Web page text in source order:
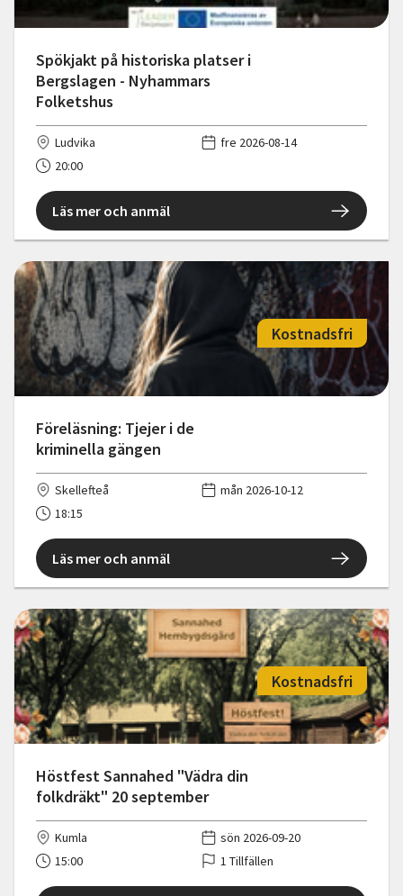
Spökjakt på historiska platser i
Bergslagen - Nyhammars
Folketshus
Ludvika
fre 2026-08-14
20:00
Läs mer och anmäl
Föreläsning: Tjejer i de
kriminella gängen
Kostnadsfri
Skellefteå
mån 2026-10-12
18:15
Läs mer och anmäl
Höstfest Sannahed "Vädra din
folkdräkt" 20 september
Kostnadsfri
Kumla
sön 2026-09-20
15:00
1 Tillfällen